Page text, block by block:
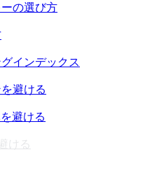
の選び方
インデックス
避ける
避ける
ける